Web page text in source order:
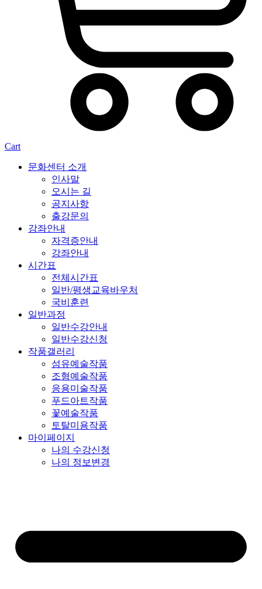
Cart
문화센터 소개
인사말
오시는 길
공지사항
출강문의
강좌안내
자격증안내
강좌안내
시간표
전체시간표
일반/평생교육바우처
국비훈련
일반과정
일반수강안내
일반수강신청
작품갤러리
섬유예술작품
조형예술작품
응용미술작품
푸드아트작품
꽃예술작품
토탈미용작품
마이페이지
나의 수강신청
나의 정보변경